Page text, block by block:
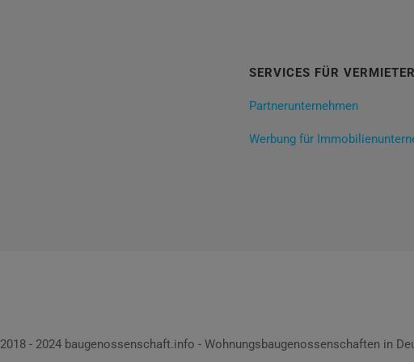
SERVICES FÜR VERMIETER
Partnerunternehmen
Werbung für
2018 - 2024 baugenossenschaft.info - Wohnungsbaugenossenschaften in